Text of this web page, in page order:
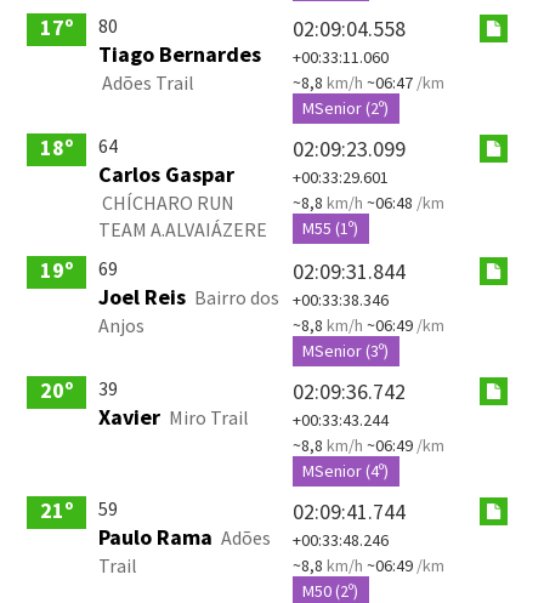
17º 80
Tiago Bernardes
Adões Trail
02:09:04.558
+00:33:11.060
~8,8 km/h ~06:47 /km
MSenior (2º)
18º 64
Carlos Gaspar
CHÍCHARO RUN
TEAM A.ALVAIÁZERE
02:09:23.099
+00:33:29.601
~8,8 km/h ~06:48 /km
M55 (1º)
19º 69
Joel Reis Bairro dos
Anjos
02:09:31.844
+00:33:38.346
~8,8 km/h ~06:49 /km
MSenior (3º)
20º 39
Xavier Miro Trail
02:09:36.742
+00:33:43.244
~8,8 km/h ~06:49 /km
MSenior (4º)
21º 59
Paulo Rama Adões
Trail
02:09:41.744
+00:33:48.246
~8,8 km/h ~06:49 /km
M50 (2º)